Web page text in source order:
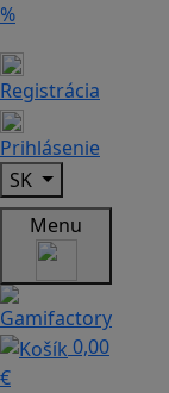
%
Registrácia
Prihlásenie
SK
Menu
0,00
€